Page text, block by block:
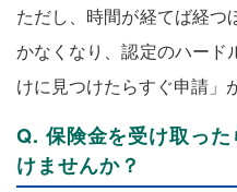
ただし、時間が経てば経つ
かなくなり、認定のハード
けに見つけたらすぐ申請」
Q. 保険金を受け取っ
けませんか？